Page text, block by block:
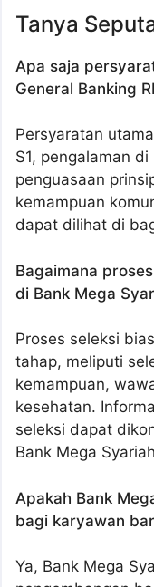
Tanya
Apa saja
General Banking
Persyaratan
S1, pengalaman
penguasaan
kemampuan
dapat dilihat di
Bagaimana
di Bank Mega
Proses seleksi
tahap, meliputi
kemampuan,
kesehatan.
seleksi dapat
Bank Mega
Apakah Bank
bagi karyawan
Ya, Bank Mega